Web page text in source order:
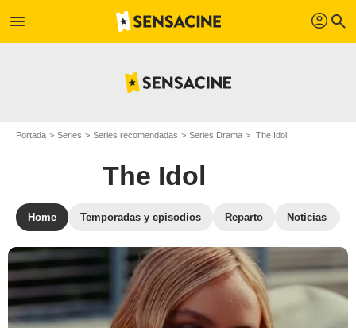
menu profil search
Portada Series Series recomendadas Series Drama The Idol
The Idol
Home Temporadas y episodios Reparto Noticias